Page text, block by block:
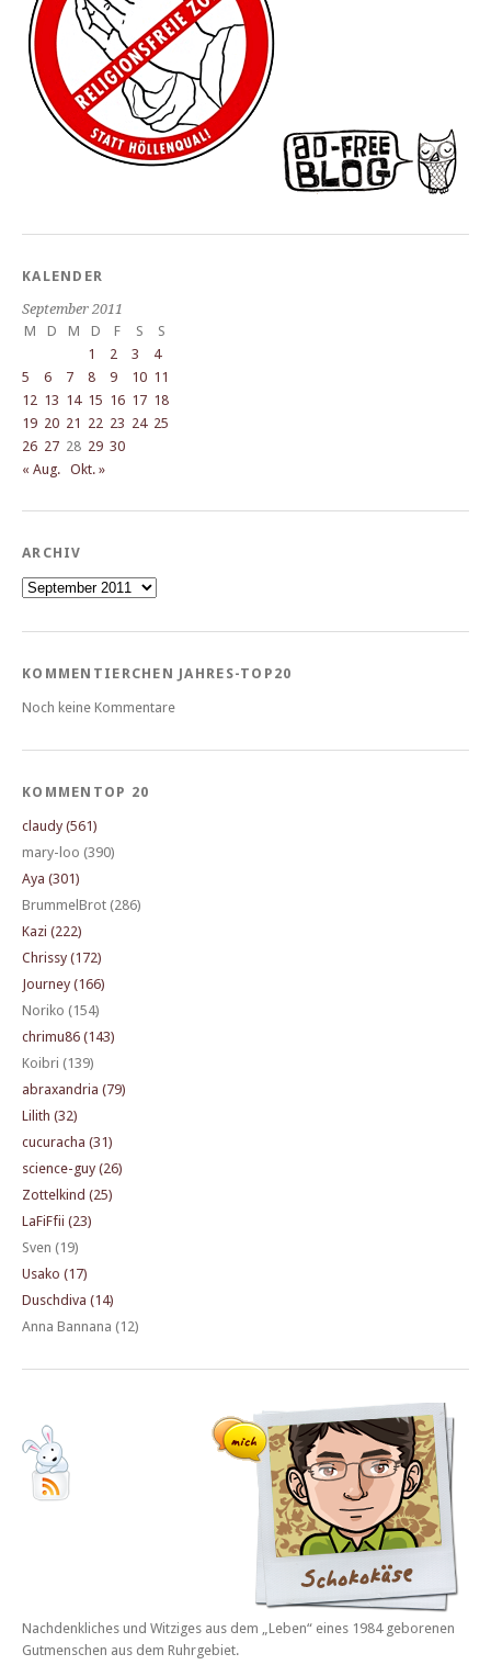
KALENDER
September 2011
M
D M D F S
S
1
2 3
4
5
6 7 8 9 10 11
12 13 14 15 16 17 18
19 20 21 22 23 24 25
26 27 28 29 30
« Aug. Okt. »
ARCHIV
Archiv
KOMMENTIERCHEN JAHRES-TOP20
Noch keine Kommentare
KOMMENTOP 20
claudy (561)
mary-loo (390)
Aya (301)
BrummelBrot (286)
Kazi (222)
Chrissy (172)
Journey (166)
Noriko (154)
chrimu86 (143)
Koibri (139)
abraxandria (79)
Lilith (32)
cucuracha (31)
science-guy (26)
Zottelkind (25)
LaFiFfii (23)
Sven (19)
Usako (17)
Duschdiva (14)
Anna Bannana (12)
Nachdenkliches und Witziges aus dem „Leben“ eines 1984 geborenen
Gutmenschen aus dem Ruhrgebiet.